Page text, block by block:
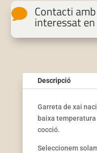
 Contacti
interessat
Descripció
Garreta de xai
baixa
cocció.
Seleccionem